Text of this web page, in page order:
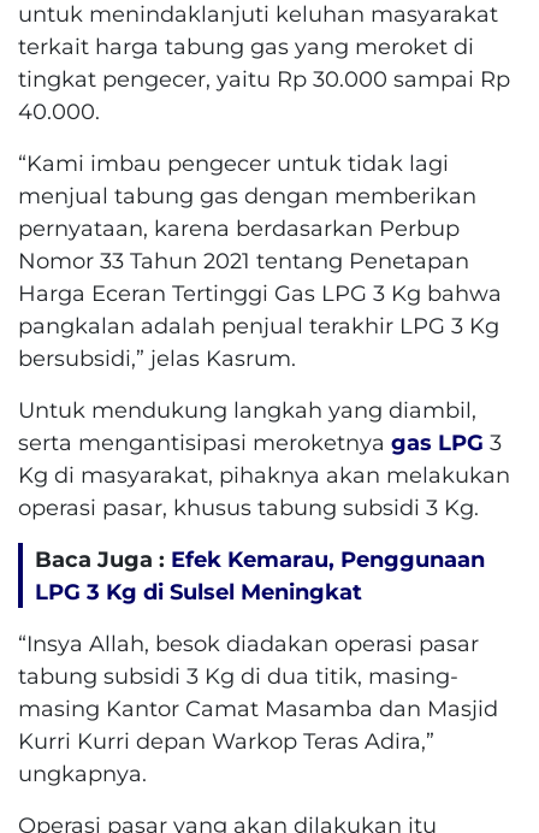
untuk menindaklanjuti keluhan masyarakat
terkait harga tabung gas yang meroket di
tingkat pengecer, yaitu Rp 30.000 sampai Rp
40.000.
“Kami imbau pengecer untuk tidak lagi
menjual tabung gas dengan memberikan
pernyataan, karena berdasarkan Perbup
Nomor 33 Tahun 2021 tentang Penetapan
Harga Eceran Tertinggi Gas LPG 3 Kg bahwa
pangkalan adalah penjual terakhir LPG 3 Kg
bersubsidi,” jelas Kasrum.
Untuk mendukung langkah yang diambil,
serta mengantisipasi meroketnya gas LPG 3
Kg di masyarakat, pihaknya akan melakukan
operasi pasar, khusus tabung subsidi 3 Kg.
Baca Juga : Efek Kemarau, Penggunaan
LPG 3 Kg di Sulsel Meningkat
“Insya Allah, besok diadakan operasi pasar
tabung subsidi 3 Kg di dua titik, masing-
masing Kantor Camat Masamba dan Masjid
Kurri Kurri depan Warkop Teras Adira,”
ungkapnya.
Operasi pasar yang akan dilakukan itu